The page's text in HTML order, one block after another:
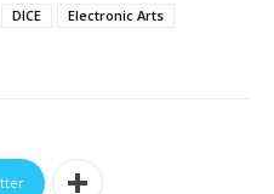
DICE
Electronic Arts